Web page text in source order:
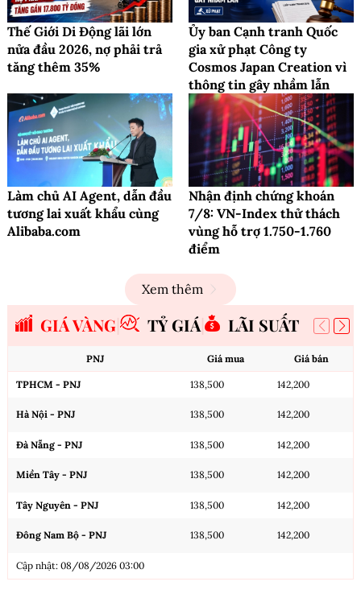
Thế Giới Di Động lãi lớn
nửa đầu 2026, nợ phải trả
tăng thêm 35%
Ủy ban Cạnh tranh Quốc
gia xử phạt Công ty
Cosmos Japan Creation vì
thông tin gây nhầm lẫn
Làm chủ AI Agent, dẫn đầu
tương lai xuất khẩu cùng
Alibaba.com
Nhận định chứng khoán
7/8: VN-Index thử thách
vùng hỗ trợ 1.750-1.760
điểm
Xem thêm
GIÁ VÀNG TỶ GIÁ LÃI SUẤT
PNJ Giá mua Giá bán
TPHCM - PNJ 138,500 142,200
Hà Nội - PNJ 138,500 142,200
Đà Nẵng - PNJ 138,500 142,200
Miền Tây - PNJ 138,500 142,200
Tây Nguyên - PNJ 138,500 142,200
Đông Nam Bộ - PNJ 138,500 142,200
Cập nhật: 08/08/2026 03:00